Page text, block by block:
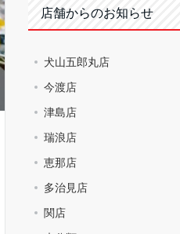
店舗からのお知らせ
犬山五郎丸店
今渡店
津島店
瑞浪店
恵那店
多治見店
関店